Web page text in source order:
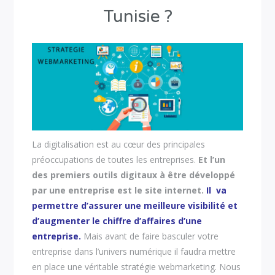
Tunisie ?
La digitalisation est au cœur des principales
préoccupations de toutes les entreprises. Et l’un
des premiers outils digitaux à être développé
par une entreprise est le site internet. Il va
permettre d’assurer une meilleure visibilité et
d’augmenter le chiffre d’affaires d’une
entreprise. Mais avant de faire basculer votre
entreprise dans l’univers numérique il faudra mettre
en place une véritable stratégie webmarketing. Nous